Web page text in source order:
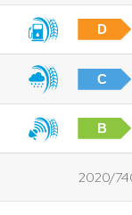
D
C
B
2020/